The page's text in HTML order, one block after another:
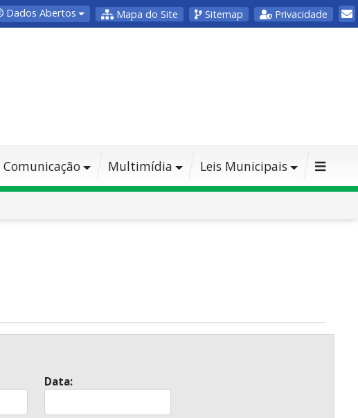
Dados Abertos Mapa do Site Sitemap Privacidade
Comunicação Multimídia Leis Municipais
Data: